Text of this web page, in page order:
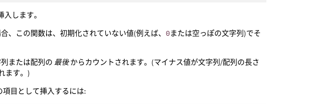
します。
、この関数は、初期化されていない値(例えば、 0または空っぽの文字列)でそ
または配列の 最後からカウントされます。(マイナス値が文字列/配列の長さ
ます。)
目として挿入するには: